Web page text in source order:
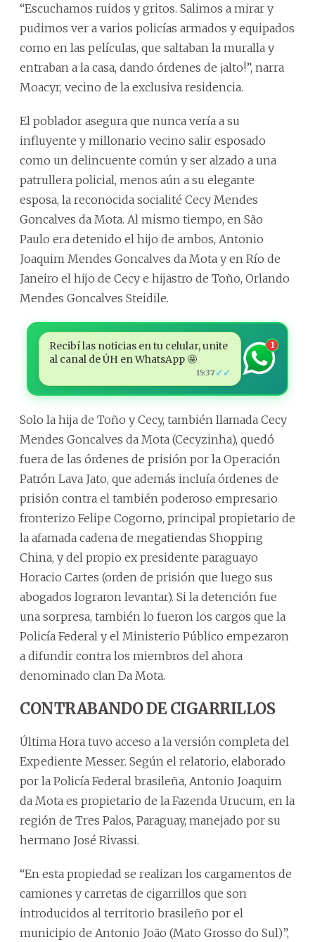
“Escuchamos ruidos y gritos. Salimos a mirar y
pudimos ver a varios policías armados y equipados
como en las películas, que saltaban la muralla y
entraban a la casa, dando órdenes de ¡alto!”, narra
Moacyr, vecino de la exclusiva residencia.
El poblador asegura que nunca vería a su
influyente y millonario vecino salir esposado
como un delincuente común y ser alzado a una
patrullera policial, menos aún a su elegante
esposa, la reconocida socialité Cecy Mendes
Goncalves da Mota. Al mismo tiempo, en São
Paulo era detenido el hijo de ambos, Antonio
Joaquim Mendes Goncalves da Mota y en Río de
Janeiro el hijo de Cecy e hijastro de Toño, Orlando
Mendes Goncalves Steidile.
Recibí las noticias en tu celular, unite
al canal de ÚH en WhatsApp 🤩
15:37 ✓✓
1
Solo la hija de Toño y Cecy, también llamada Cecy
Mendes Goncalves da Mota (Cecyzinha), quedó
fuera de las órdenes de prisión por la Operación
Patrón Lava Jato, que además incluía órdenes de
prisión contra el también poderoso empresario
fronterizo Felipe Cogorno, principal propietario de
la afamada cadena de megatiendas Shopping
China, y del propio ex presidente paraguayo
Horacio Cartes (orden de prisión que luego sus
abogados lograron levantar). Si la detención fue
una sorpresa, también lo fueron los cargos que la
Policía Federal y el Ministerio Público empezaron
a difundir contra los miembros del ahora
denominado clan Da Mota.
CONTRABANDO DE CIGARRILLOS
Última Hora tuvo acceso a la versión completa del
Expediente Messer. Según el relatorio, elaborado
por la Policía Federal brasileña, Antonio Joaquim
da Mota es propietario de la Fazenda Urucum, en la
región de Tres Palos, Paraguay, manejado por su
hermano José Rivassi.
“En esta propiedad se realizan los cargamentos de
camiones y carretas de cigarrillos que son
introducidos al territorio brasileño por el
municipio de Antonio João (Mato Grosso do Sul)”,